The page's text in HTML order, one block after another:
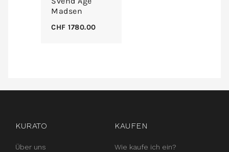
Madsen
CHF 1780.00
KURATO
Über uns
KAUFEN
Wie kaufe ich ein?
instagram
facebook